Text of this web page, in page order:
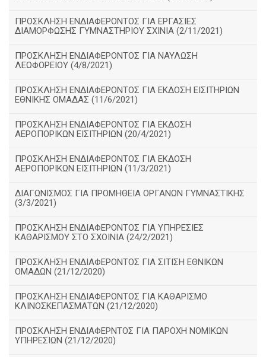
ΠΡΟΣΚΛΗΣΗ ΕΝΔΙΑΦΕΡΟΝΤΟΣ ΓΙΑ ΕΡΓΑΣΙΕΣ
ΔΙΑΜΟΡΦΩΣΗΣ ΓΥΜΝΑΣΤΗΡΙΟΥ ΣΧΙΝΙΑ (2/11/2021)
ΠΡΟΣΚΛΗΣΗ ΕΝΔΙΑΦΕΡΟΝΤΟΣ ΓΙΑ ΝΑΥΛΩΣΗ
ΛΕΩΦΟΡΕΙΟΥ (4/8/2021)
ΠΡΟΣΚΛΗΣΗ ΕΝΔΙΑΦΕΡΟΝΤΟΣ ΓΙΑ ΕΚΔΟΣΗ ΕΙΣΙΤΗΡΙΩΝ
ΕΘΝΙΚΗΣ ΟΜΑΔΑΣ (11/6/2021)
ΠΡΟΣΚΛΗΣΗ ΕΝΔΙΑΦΕΡΟΝΤΟΣ ΓΙΑ ΕΚΔΟΣΗ
ΑΕΡΟΠΟΡΙΚΩΝ ΕΙΣΙΤΗΡΙΩΝ (20/4/2021)
ΠΡΟΣΚΛΗΣΗ ΕΝΔΙΑΦΕΡΟΝΤΟΣ ΓΙΑ ΕΚΔΟΣΗ
ΑΕΡΟΠΟΡΙΚΩΝ ΕΙΣΙΤΗΡΙΩΝ (11/3/2021)
ΔΙΑΓΩΝΙΣΜΟΣ ΓΙΑ ΠΡΟΜΗΘΕΙΑ ΟΡΓΑΝΩΝ ΓΥΜΝΑΣΤΙΚΗΣ
(3/3/2021)
ΠΡΟΣΚΛΗΣΗ ΕΝΔΙΑΦΕΡΟΝΤΟΣ ΓΙΑ ΥΠΗΡΕΣΙΕΣ
ΚΑΘΑΡΙΣΜΟΥ ΣΤΟ ΣΧΟΙΝΙΑ (24/2/2021)
ΠΡΟΣΚΛΗΣΗ ΕΝΔΙΑΦΕΡΟΝΤΟΣ ΓΙΑ ΣΙΤΙΣΗ ΕΘΝΙΚΩΝ
ΟΜΑΔΩΝ (21/12/2020)
ΠΡΟΣΚΛΗΣΗ ΕΝΔΙΑΦΕΡΟΝΤΟΣ ΓΙΑ ΚΑΘΑΡΙΣΜΟ
ΚΛΙΝΟΣΚΕΠΑΣΜΑΤΩΝ (21/12/2020)
ΠΡΟΣΚΛΗΣΗ ΕΝΔΙΑΦΕΡΝΤΟΣ ΓΙΑ ΠΑΡΟΧΗ ΝΟΜΙΚΩΝ
ΥΠΗΡΕΣΙΩΝ (21/12/2020)